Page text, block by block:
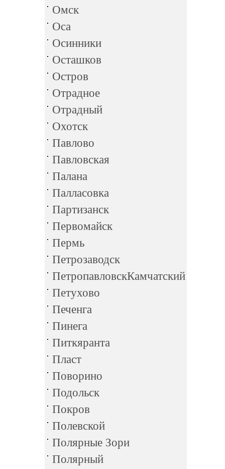
Омск
Оса
Осинники
Осташков
Остров
Отрадное
Отрадный
Охотск
Павлово
Павловская
Палана
Палласовка
Партизанск
Первомайск
Пермь
Петрозаводск
ПетропавловскКамчатский
Петухово
Печенга
Пинега
Питкяранта
Пласт
Поворино
Подольск
Покров
Полевской
Полярные Зори
Полярный